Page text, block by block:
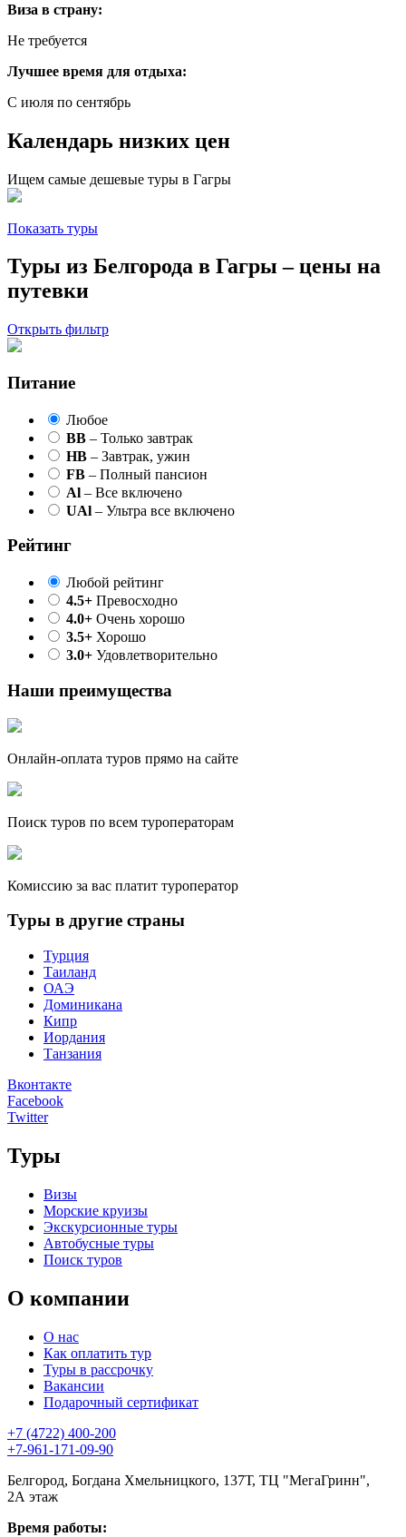
Виза в страну:
Не требуется
Лучшее время для отдыха:
С июля по сентябрь
Календарь низких цен
Ищем самые дешевые туры в Гагры
Показать туры
Туры из Белгорода в Гагры – цены на
путевки
Открыть фильтр
Питание
Любое
BB – Только завтрак
HB – Завтрак, ужин
FB – Полный пансион
Al – Все включено
UAl – Ультра все включено
Рейтинг
Любой рейтинг
4.5+ Превосходно
4.0+ Очень хорошо
3.5+ Хорошо
3.0+ Удовлетворительно
Наши преимущества
Онлайн-оплата туров прямо на сайте
Поиск туров по всем туроператорам
Комиссию за вас платит туроператор
Туры в другие страны
Турция
Таиланд
ОАЭ
Доминикана
Кипр
Иордания
Танзания
Вконтакте
Facebook
Twitter
Туры
Визы
Морские круизы
Экскурсионные туры
Автобусные туры
Поиск туров
О компании
О нас
Как оплатить тур
Туры в рассрочку
Вакансии
Подарочный сертификат
+7 (4722) 400-200
+7-961-171-09-90
Белгород, Богдана Хмельницкого, 137Т, ТЦ "МегаГринн",
2А этаж
Время работы: